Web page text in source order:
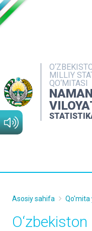
MILLIY
QO‘MITASI
Asosiy sahifa Qo'mita